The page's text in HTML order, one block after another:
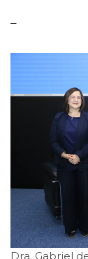
–
Dra. Gabriel